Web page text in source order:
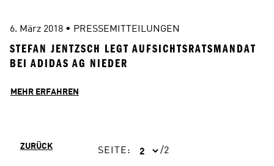
6. März 2018 • PRESSEMITTEILUNGEN
STEFAN JENTZSCH LEGT AUFSICHTSRATSMANDAT
BEI ADIDAS AG NIEDER
MEHR ERFAHREN
ZURÜCK SEITE: /2